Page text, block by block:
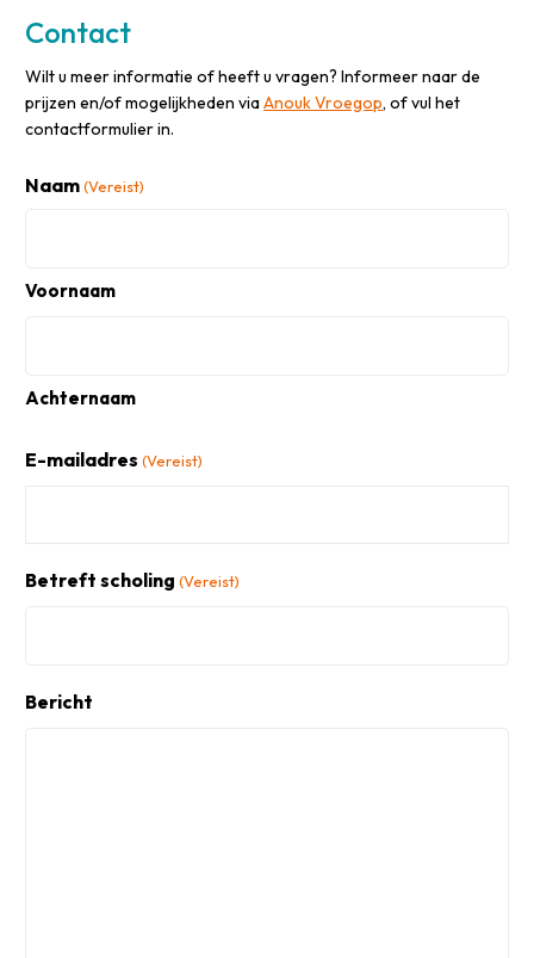
Contact
Wilt u meer informatie of heeft u vragen? Informeer naar de
prijzen en/of mogelijkheden viaAnouk Vroegop, of vul het
contactformulier in.
Naam (Vereist)
Voornaam
Achternaam
E-mailadres (Vereist)
Betreft scholing (Vereist)
Bericht